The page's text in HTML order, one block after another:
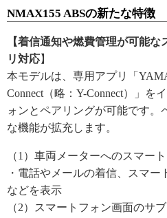
NMAX155 ABSの新たな特徴
【着信通知や燃費管理が可能
リ対応】
本モデルは、専用アプリ「
Connect（略：Y-Connect）」を
ォンとペアリングが可能です。
な機能が拡充します。
（1）車両メーターへのスマー
・電話やメールの着信、スマ
などを表示
（2）スマートフォン画面のサ